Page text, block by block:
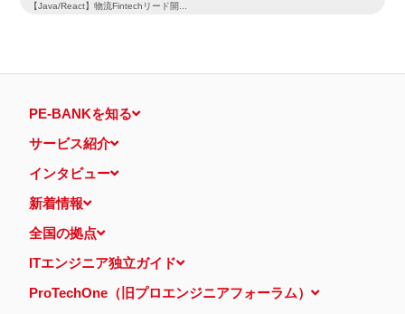
【Java/React】物流Fintechリード開...
PE-BANKを知る
サービス紹介
インタビュー
新着情報
全国の拠点
ITエンジニア独立ガイド
ProTechOne（旧プロエンジニアフォーラム）